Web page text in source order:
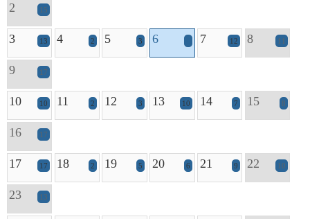
2 15
3 13 4 2 5 3 6 7 12 8 11
9 17
10 10 11 2 12 3 13 10 14 7 15 8
16 17
17 17 18 2 19 5 20 6 21 9 22 10
23 13